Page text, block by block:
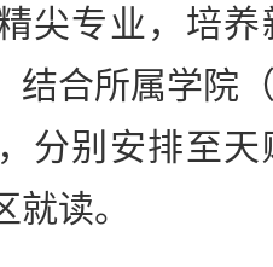
尖专业，培
结合所属学院
分别安排至
就读。